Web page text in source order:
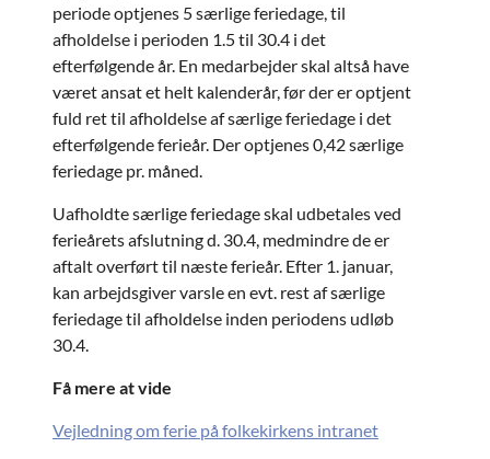
periode optjenes 5 særlige feriedage, til
afholdelse i perioden 1.5 til 30.4 i det
efterfølgende år. En medarbejder skal altså have
været ansat et helt kalenderår, før der er optjent
fuld ret til afholdelse af særlige feriedage i det
efterfølgende ferieår. Der optjenes 0,42 særlige
feriedage pr. måned.
Uafholdte særlige feriedage skal udbetales ved
ferieårets afslutning d. 30.4, medmindre de er
aftalt overført til næste ferieår. Efter 1. januar,
kan arbejdsgiver varsle en evt. rest af særlige
feriedage til afholdelse inden periodens udløb
30.4.
Få mere at vide
Vejledning om ferie på folkekirkens intranet